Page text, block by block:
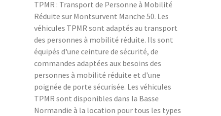
TPMR : Transport de Personne à Mobilité
Réduite sur Montsurvent Manche 50. Les
véhicules TPMR sont adaptés au transport
des personnes à mobilité réduite. Ils sont
équipés d'une ceinture de sécurité, de
commandes adaptées aux besoins des
personnes à mobilité réduite et d'une
poignée de porte sécurisée. Les véhicules
TPMR sont disponibles dans la Basse
Normandie à la location pour tous les types